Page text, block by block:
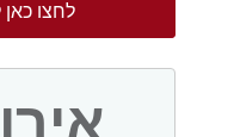
לחצו